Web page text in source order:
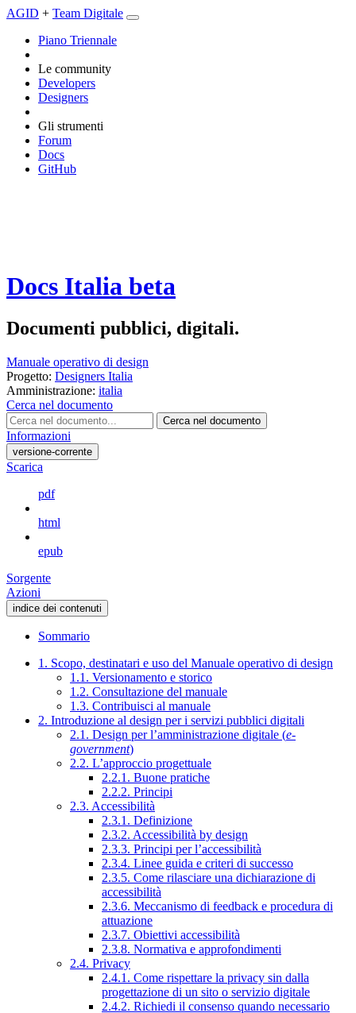
AGID + Team Digitale
Piano Triennale
Le community
Developers
Designers
Gli strumenti
Forum
Docs
GitHub
Docs Italia beta
Documenti pubblici, digitali.
Manuale operativo di design
Progetto: Designers Italia
Amministrazione: italia
Cerca nel documento
Cerca nel documento
Informazioni
versione-corrente
Scarica
pdf
html
epub
Sorgente
Azioni
indice dei contenuti
Sommario
1. Scopo, destinatari e uso del Manuale operativo di design
1.1. Versionamento e storico
1.2. Consultazione del manuale
1.3. Contribuisci al manuale
2. Introduzione al design per i servizi pubblici digitali
2.1. Design per l’amministrazione digitale (e-
government)
2.2. L’approccio progettuale
2.2.1. Buone pratiche
2.2.2. Principi
2.3. Accessibilità
2.3.1. Definizione
2.3.2. Accessibilità by design
2.3.3. Principi per l’accessibilità
2.3.4. Linee guida e criteri di successo
2.3.5. Come rilasciare una dichiarazione di
accessibilità
2.3.6. Meccanismo di feedback e procedura di
attuazione
2.3.7. Obiettivi accessibilità
2.3.8. Normativa e approfondimenti
2.4. Privacy
2.4.1. Come rispettare la privacy sin dalla
progettazione di un sito o servizio digitale
2.4.2. Richiedi il consenso quando necessario